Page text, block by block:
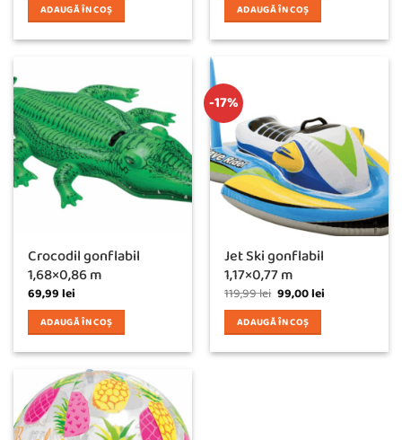
ADAUGĂ ÎN COȘ ADAUGĂ ÎN COȘ
Crocodil gonflabil
1,68×0,86 m
69,99lei
ADAUGĂ ÎN COȘ
-17%
Jet Ski gonflabil
1,17×0,77 m
119,99lei Prețul
inițial
a
fost:
119,99 lei.
99,00lei
ADAUGĂ ÎN COȘ